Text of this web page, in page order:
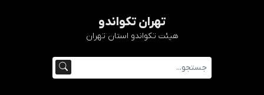
تهران تکواندو
هیئت تکواندو استان تهران